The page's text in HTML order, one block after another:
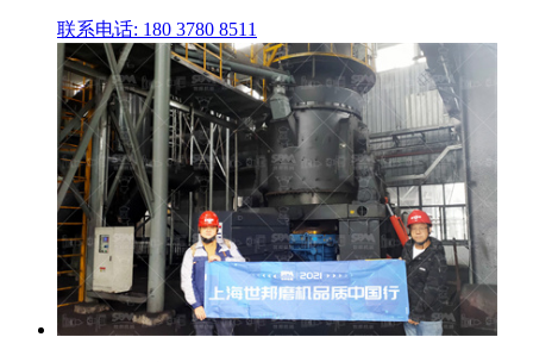
联系电话: 180 3780 8511